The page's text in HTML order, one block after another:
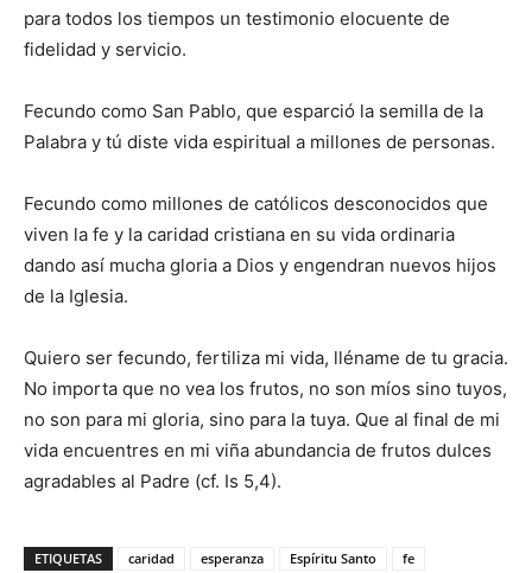
para todos los tiempos un testimonio elocuente de
fidelidad y servicio.
Fecundo como San Pablo, que esparció la semilla de la
Palabra y tú diste vida espiritual a millones de personas.
Fecundo como millones de católicos desconocidos que
viven la fe y la caridad cristiana en su vida ordinaria
dando así mucha gloria a Dios y engendran nuevos hijos
de la Iglesia.
Quiero ser fecundo, fertiliza mi vida, lléname de tu gracia.
No importa que no vea los frutos, no son míos sino tuyos,
no son para mi gloria, sino para la tuya. Que al final de mi
vida encuentres en mi viña abundancia de frutos dulces
agradables al Padre (cf. Is 5,4).
ETIQUETAS caridad esperanza Espíritu Santo
fe